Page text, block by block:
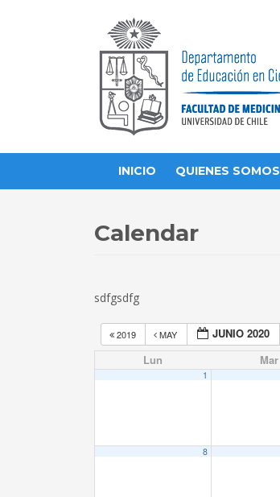
INICIO QUIENES SOMOS
Calendar
sdfgsdfg
2019 MAY JUNIO 2020
Lun Mar
1
8